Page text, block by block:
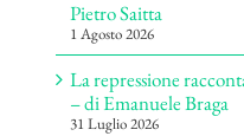
Pietro Saitta
1 Agosto 2026
La repressione
– di Emanuele Braga
31 Luglio 2026